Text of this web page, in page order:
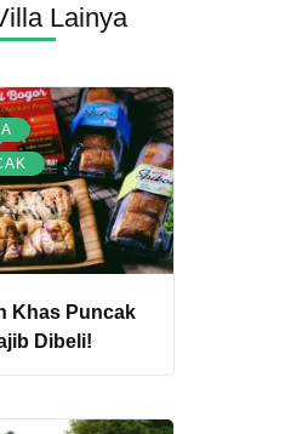
Lainya
,
Khas Puncak
Dibeli!